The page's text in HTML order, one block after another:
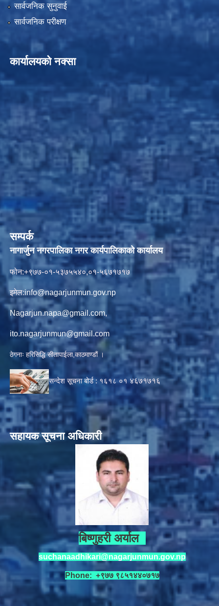
सार्वजनिक सुनुवाई
सार्वजनिक परीक्षण
कार्यालयको नक्सा
सम्पर्क
नागार्जुन नगरपालिका नगर कार्यपालिकाको कार्यालय
फोन:+९७७-०१-५३७५५४०,०१-५६७१७१७
इमेल:info@nagarjunmun.gov.np
Nagarjun.napa@gmail.com,
ito.nagarjunmun@gmail.com
ठेगनाः हरिसिद्धि सीतापाईला,काठमाण्डौं ।
सन्देश सूचना बोर्ड : १६१८ ०१४६७१७१६
सहायक सूचना अधिकारी
बिष्णुहरी अर्याल
suchanaadhikari@nagarjunmun.gov.np
Phone: +९७७ ९८५१४४०७१७